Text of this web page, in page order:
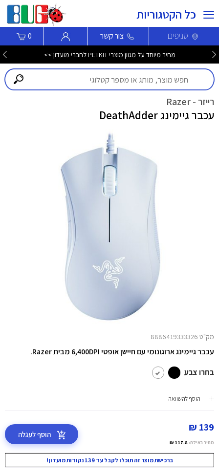
כל הקטגוריות
סניפים צור קשר 0
מחיר מיוחד על מגוון מוצרי PETKIT לחברי מועדון >>
רייזר - Razer
עכבר גיימינג DeathAdder
מק"ט 8886419333326
עכבר גיימינג ארוגונומי עם חיישן אופטי 6,400DPI מבית Razer.
בחרו צבע
הוסף להשוואה
139 ₪
מחיר באילת: 117.8 ₪
הוסף לעגלה
ברכישת מוצר זה תוכלו לקבל עד 139 נקודות מועדון!